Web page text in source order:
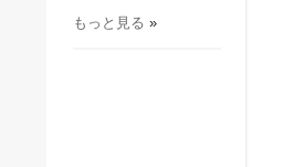
もっと見る »